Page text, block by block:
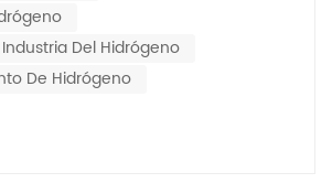
Del Hidrógeno
De Hidrógeno